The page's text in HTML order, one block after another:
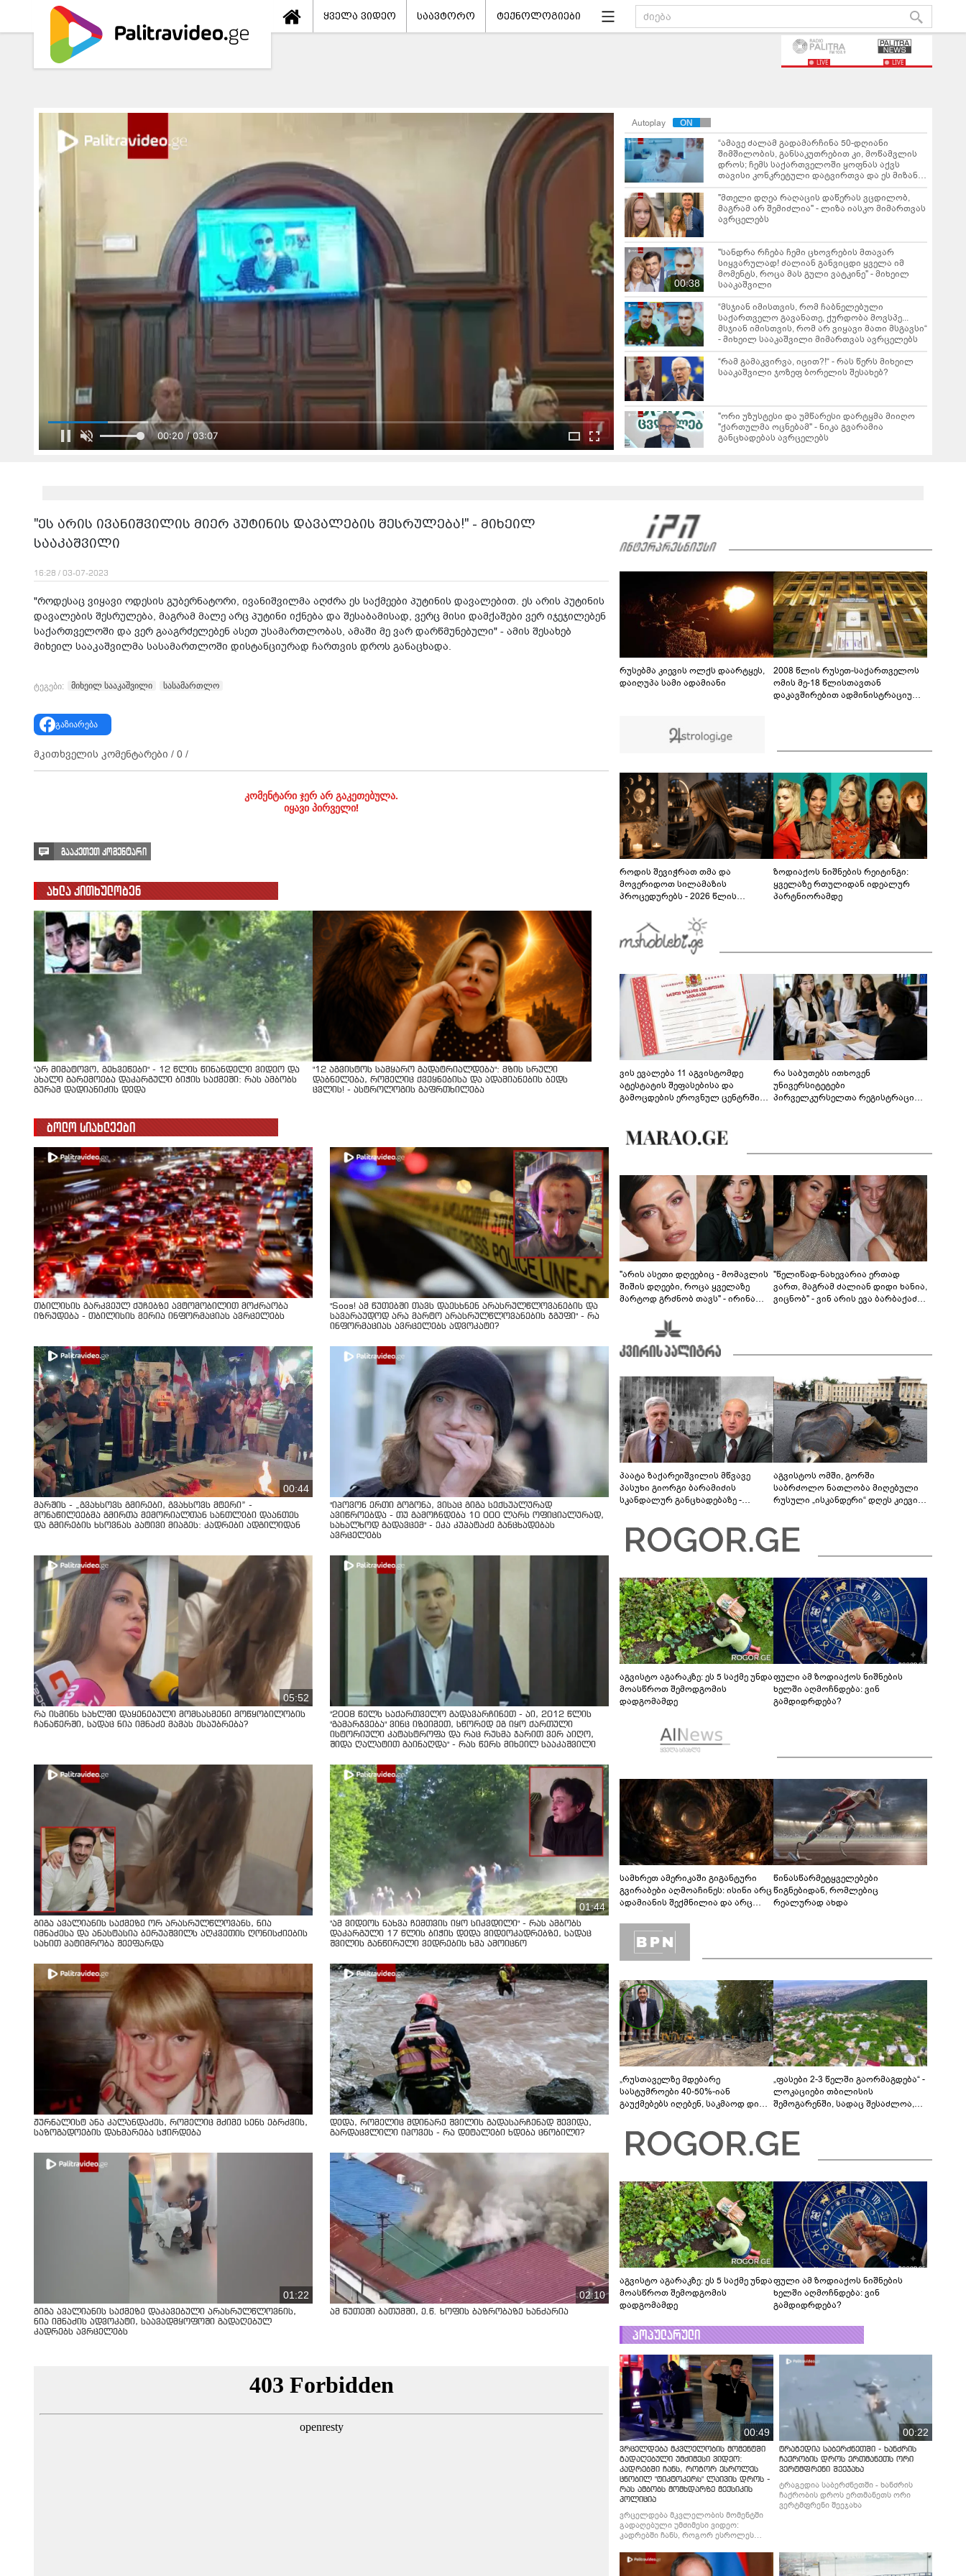
ყველა ვიდეო საავტორო ტექნოლოგიები
LIVE LIVE
00:22 / 03:07
Autoplay
“ამავე ძალამ გადამარჩინა 50-დღიანი
შიმშილობის, განსაკუთრებით კი, მოწამვლის
დროს; ჩემს საქართველოში ყოფნას აქვს
თავისი კონკრეტული დატვირთვა და ეს მიზანი
ბოლომდეა მისაყვანი“ - მიხეილ სააკაშვილი
"მთე­ლი დღეა რა­ღა­ცის და­წე­რას ვცდი­ლობ,
მაგ­რამ არ შე­მიძ­ლია" - ლიზა იასკო მიმართვას
ავრცელებს
00:38
"სანდრა რჩება ჩემი ცხოვრების მთავარ
სიყვარულად! ძალიან განვიცდი ყველა იმ
მომენტს, როცა მას გული ვატკინე" - მიხეილ
სააკაშვილი
“მსჯიან იმისთვის, რომ ჩაბნელებული
საქართველო გავანათე, ქურდობა მოვსპე...
მსჯიან იმისთვის, რომ არ ვიყავი მათი მსგავსი“
- მიხეილ სააკაშვილი მიმართვას ავრცელებს
“რამ გამაკვირვა, იცით?!“ - რას წერს მიხეილ
სააკაშვილი ჯოზეფ ბორელის შესახებ?
"ორი უზუსტესი და უმწარესი დარტყმა მიიღო
"ქართულმა ოცნებამ" - ნიკა გვარამია
განცხადებას ავრცელებს
01:39
რას ამბობს გიორგი ყიფშიძე თელავში,
ქორწილის მიმდინარეობისას მომხდარ
ინციდენტზე?
04:20
"თელავის ერთ-ერთ სასტუმროში მომხდარ
ინციდენტში მონაწილე ქალების მიმართ ამ
ეტაპზე ქვეყნიდან გაუსვლელობის
გადაწყვეტილება მიღებული არ არის" -
პროკურორი
"ეს არის ივანიშვილის მიერ პუტინის დავალების შესრულება!" - მიხეილ
სააკაშვილი
16:28 / 03-07-2023
"როდესაც ვიყავი ოდესის გუბერნატორი, ივანიშვილმა აღძრა ეს საქმეები პუტინის დავალებით. ეს არის პუტინის
დავალების შესრულება, მაგრამ მალე არც პუტინი იქნება და შესაბამისად, ვერც მისი დამქაშები ვერ იჯეჯილებენ
საქართველოში და ვერ გააგრძელებენ ასეთ უსამართლობას, ამაში მე ვარ დარწმუნებული" - ამის შესახებ
მიხეილ სააკაშვილმა სასამართლოში დისტანციურად ჩართვის დროს განაცხადა.
ტეგები: მიხეილ სააკაშვილი სასამართლო
გაზიარება
მკითხველის კომენტარები / 0 /
კომენტარი ჯერ არ გაკეთებულა.
იყავი პირველი!
გააკეთეთ კომენტარი
ახლა კითხულობენ
"არ მიმატოვო, გეხვეწები" - 12 წლის წინანდელი ვიდეო და
ახალი გარემოება დაკარგული ბიჭის საქმეში: რას ამბობს
გურამ დადიანიძის დედა
"12 აგვისტოს სამყარო გადატრიალდება": მზის სრული
დაბნელება, რომელიც ქვეყნებისა და ადამიანების ბედს
ცვლის! - ასტროლოგის გაფრთხილება
ბოლო სიახლეები
თბილისის გარკვეულ ქუჩებზე ავტომობილით მოძრაობა
იზრუდება - თბილისის მერია ინფორმაციას ავრცელებს
"Soos! ამ წუთებში თავს დაესხნენ არასრულწლოვანების და
სავარაუდოდ არა მარტო არასრულწლოვანების ჯგუფი" - რა
ინფორმაციას ავრცელებს ადვოკატი?
00:44
მარშის - „გვახსოვს გმირები, გვახსოვს მტერი” -
მონაწილეებმა გმირთა მემორიალთან სანთლები დაანთეს
და გმირების ხსოვნას პატივი მიაგეს: კადრები ადგილიდან
"იპოვონ ერთი გოგონა, ვისაც გიგა სექსუალურად
ავიწროებდა - თუ გამოჩნდება 10 000 ლარს ოფიციალურად,
სახალხოდ გადავცემ" - ეკა კუპატაძე განცხადებას
ავრცელებს
05:52
რა ისმინს სახლში დაყენებული მომსასმენი მოწყობილობის
ჩანაწერში, სადაც ნია იმნაძე მამას ესაუბრება?
"2008 წელს საქართველო გადავარჩინეთ - აი, 2012 წლის
"გამარჯვება" ვინც იზეიმეთ, სწორედ ეგ იყო ქართული
ისტორიული კატასტროფა და რაც რუსმა ჯარით ვერ აიღო,
შიდა ღალატით გაინაღდა" - რას წერს მიხეილ სააკაშვილი
გიგა ავალიანის საქმეზე ორ არასრულწლოვანს, ნია
იმნაძესა და ანასტასია ბერუაშვილს აღკვეთის ღონისძიების
სახით პატიმრობა შეეფარდა
01:44
"ამ ვიდეოს ნახვა ჩემთვის იყო სიკვდილი" - რას ამბობს
დაკარგული 17 წლის ბიჭის დედა ვიდეოკადრებზე, სადაც
შვილის განწირული ვედრების ხმა ამოიცნო
ჟურნალისტ ანა კალანდაძეს, რომელიც მძიმე სენს ებრძვის,
საზოგადოების დახმარება სჭირდება
დედა, რომელიც მდინარე შვილის გადასარჩენად შევიდა,
გარდაცვლილი იპოვეს - რა დეტალები ხდება ცნობილი?
01:22
გიგა ავალიანის საქმეზე დაკავებული არასრულწლოვნის,
ნია იმნაძის ადვოკატი, საავადმყოფოში გადაღებულ
კადრებს ავრცელებს
02:10
ამ წუთეში ბათუმში, ე.წ. ხოფის ბაზრობაზე ხანძარია
რუსებმა კიევის ოლქს დაარტყეს,
დაიღუპა სამი ადამიანი
2008 წლის რუსეთ-საქართველოს
ომის მე-18 წლისთავთან
დაკავშირებით ადმინისტრაციულ
როდის შევიჭრათ თმა და
მოვერიდოთ სილამაზის
პროცედურებს - 2026 წლის
გზამკვლევი
ზოდიაქოს ნიშნების რეიტინგი:
ყველაზე რთულიდან იდეალურ
პარტნიორამდე
ვის ევალება 11 აგვისტომდე
ატესტატის შეფასებისა და
გამოცდების ეროვნულ ცენტრში
რა საბუთებს ითხოვენ
უნივერსიტეტები
პირველკურსელთა რეგისტრაციის
"არის ასეთი დღეებიც - მომავლის
შიშის დღეები, როცა ყველაზე
მარტოდ გრძნობ თავს" - ირინა
"წელიწად-ნახევარია ერთად
ვართ, მაგრამ ძალიან დიდი ხანია,
ვიცნობ" - ვინ არის ევა ბარბაქაძის
პაატა ზაქარეიშვილის მწვავე
პასუხი გიორგი ბარამიძის
სკანდალურ განცხადებაზე -
გადმოვასვენე... ბარამიძე კი
ტყუის"
აგვისტოს ომში, გორში
საბრძოლო ნათლობა მიღებული
რუსული „ისკანდერი“ დღეს კიევის
აგვისტო აგარაკზე: ეს 5 საქმე უნდა
მოასწროთ შემოდგომის
დადგომამდე
ფული ამ ზოდიაქოს ნიშნების
ხელში აღმოჩნდება: ვინ
გამდიდრდება?
სამხრეთ ამერიკაში გიგანტური
გვირაბები აღმოაჩინეს: ისინი არც
ადამიანის შექმნილია და არც
ლაბირინთები?
წინასწარმეტყველებები
წიგნებიდან, რომლებიც
რეალურად ახდა
„რუსთაველზე მდებარე
სასტუმროები 40-50%-იან
გაუქმებებს იღებენ, საკმაოდ დიდი
შეხვდებოდა“
„ფასები 2-3 წელში გაორმაგდება“ -
ლოკაციები თბილისის
შემოგარენში, სადაც შესაძლოა,
აგვისტო აგარაკზე: ეს 5 საქმე უნდა
მოასწროთ შემოდგომის
დადგომამდე
ფული ამ ზოდიაქოს ნიშნების
ხელში აღმოჩნდება: ვინ
გამდიდრდება?
პოპულარული
00:49
ვრცელდება მკვლელობის მომენტში
გადაღებული უმძიმესი ვიდეო:
კადრებში ჩანს, როგორ ესროლეს
ცნობილ "ტიკტოკერს" ლაივის დროს -
რას ამბობს მომხდარზე მექსიკის
პოლიცია
ვრცელდება მკვლელობის მომენტში
გადაღებული უმძიმესი ვიდეო:
კადრებში ჩანს, როგორ ესროლეს
რას ამბობს მომხდარზე მექსიკის
პოლიცია
00:22
ტრაგედია საბერძნეთში - ხანძრის
ჩაქრობის დროს ერთმანეთს ორი
ვერტმფრენი შეეჯახა
ტრაგედია საბერძნეთში - ხანძრის
ჩაქრობის დროს ერთმანეთს ორი
ვერტმფრენი შეეჯახა